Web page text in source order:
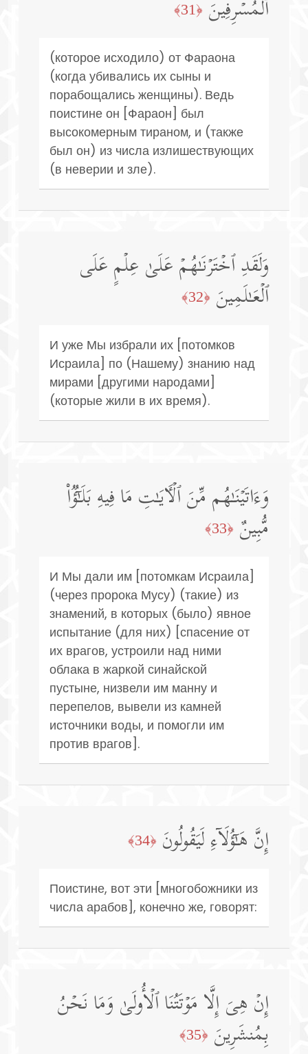
ٱلۡمُسۡرِفِینَ ﴿31﴾
(которое исходило) от Фараона
(когда убивались их сыны и
порабощались женщины). Ведь
поистине он [Фараон] был
высокомерным тираном, и (также
был он) из числа излишествующих
(в неверии и зле).
وَلَقَدِ ٱخۡتَرۡنَـٰهُمۡ عَلَىٰ عِلۡمٍ عَلَى
ٱلۡعَـٰلَمِینَ ﴿32﴾
И уже Мы избрали их [потомков
Исраила] по (Нашему) знанию над
мирами [другими народами]
(которые жили в их время).
وَءَاتَیۡنَـٰهُم مِّنَ ٱلۡـَٔایَـٰتِ مَا فِیهِ بَلَـٰۤؤࣱا۟
مُّبِینٌ ﴿33﴾
И Мы дали им [потомкам Исраила]
(через пророка Мусу) (такие) из
знамений, в которых (было) явное
испытание (для них) [спасение от
их врагов, устроили над ними
облака в жаркой синайской
пустыне, низвели им манну и
перепелов, вывели из камней
источники воды, и помогли им
против врагов].
إِنَّ هَـٰۤؤُلَاۤءِ لَیَقُولُونَ ﴿34﴾
Поистине, вот эти [многобожники из
числа арабов], конечно же, говорят:
إِنۡ هِیَ إِلَّا مَوۡتَتُنَا ٱلۡأُولَىٰ وَمَا نَحۡنُ
بِمُنشَرِینَ ﴿35﴾